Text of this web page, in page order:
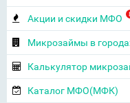
Акции и скидки МФО
Микрозаймы в
Калькулятор
Каталог МФО(МФК)